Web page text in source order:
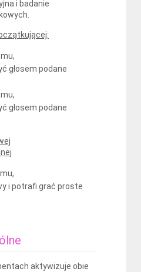
i badanie
głosem podane
głosem podane
i potrafi grać proste
aktywizuje obie